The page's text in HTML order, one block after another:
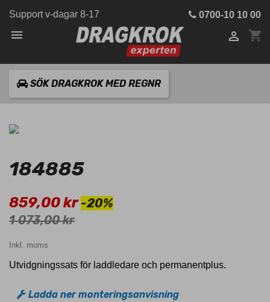
Support v-dagar 8-17 0700-10 10 00
 shopping_cart

SÖK DRAGKROK MED REGNR
184885
859,00 kr -20%
1 073,00 kr
Inkl. moms
Utvidgningssats för laddledare och permanentplus.
Ladda ner monteringsanvisning